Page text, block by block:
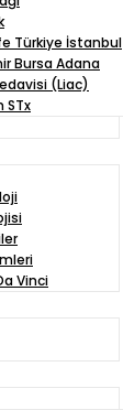
Türkiye İstanbul
Bursa Adana
(Liac)
STx
Vinci